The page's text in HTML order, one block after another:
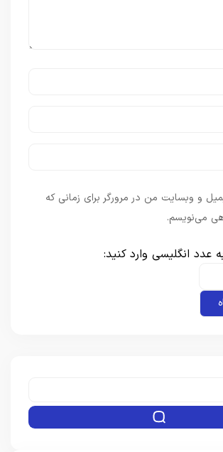
و وبسایت من در مرورگر برای زمانی که
می‌نویسم.
عدد انگلیسی وارد کنید: